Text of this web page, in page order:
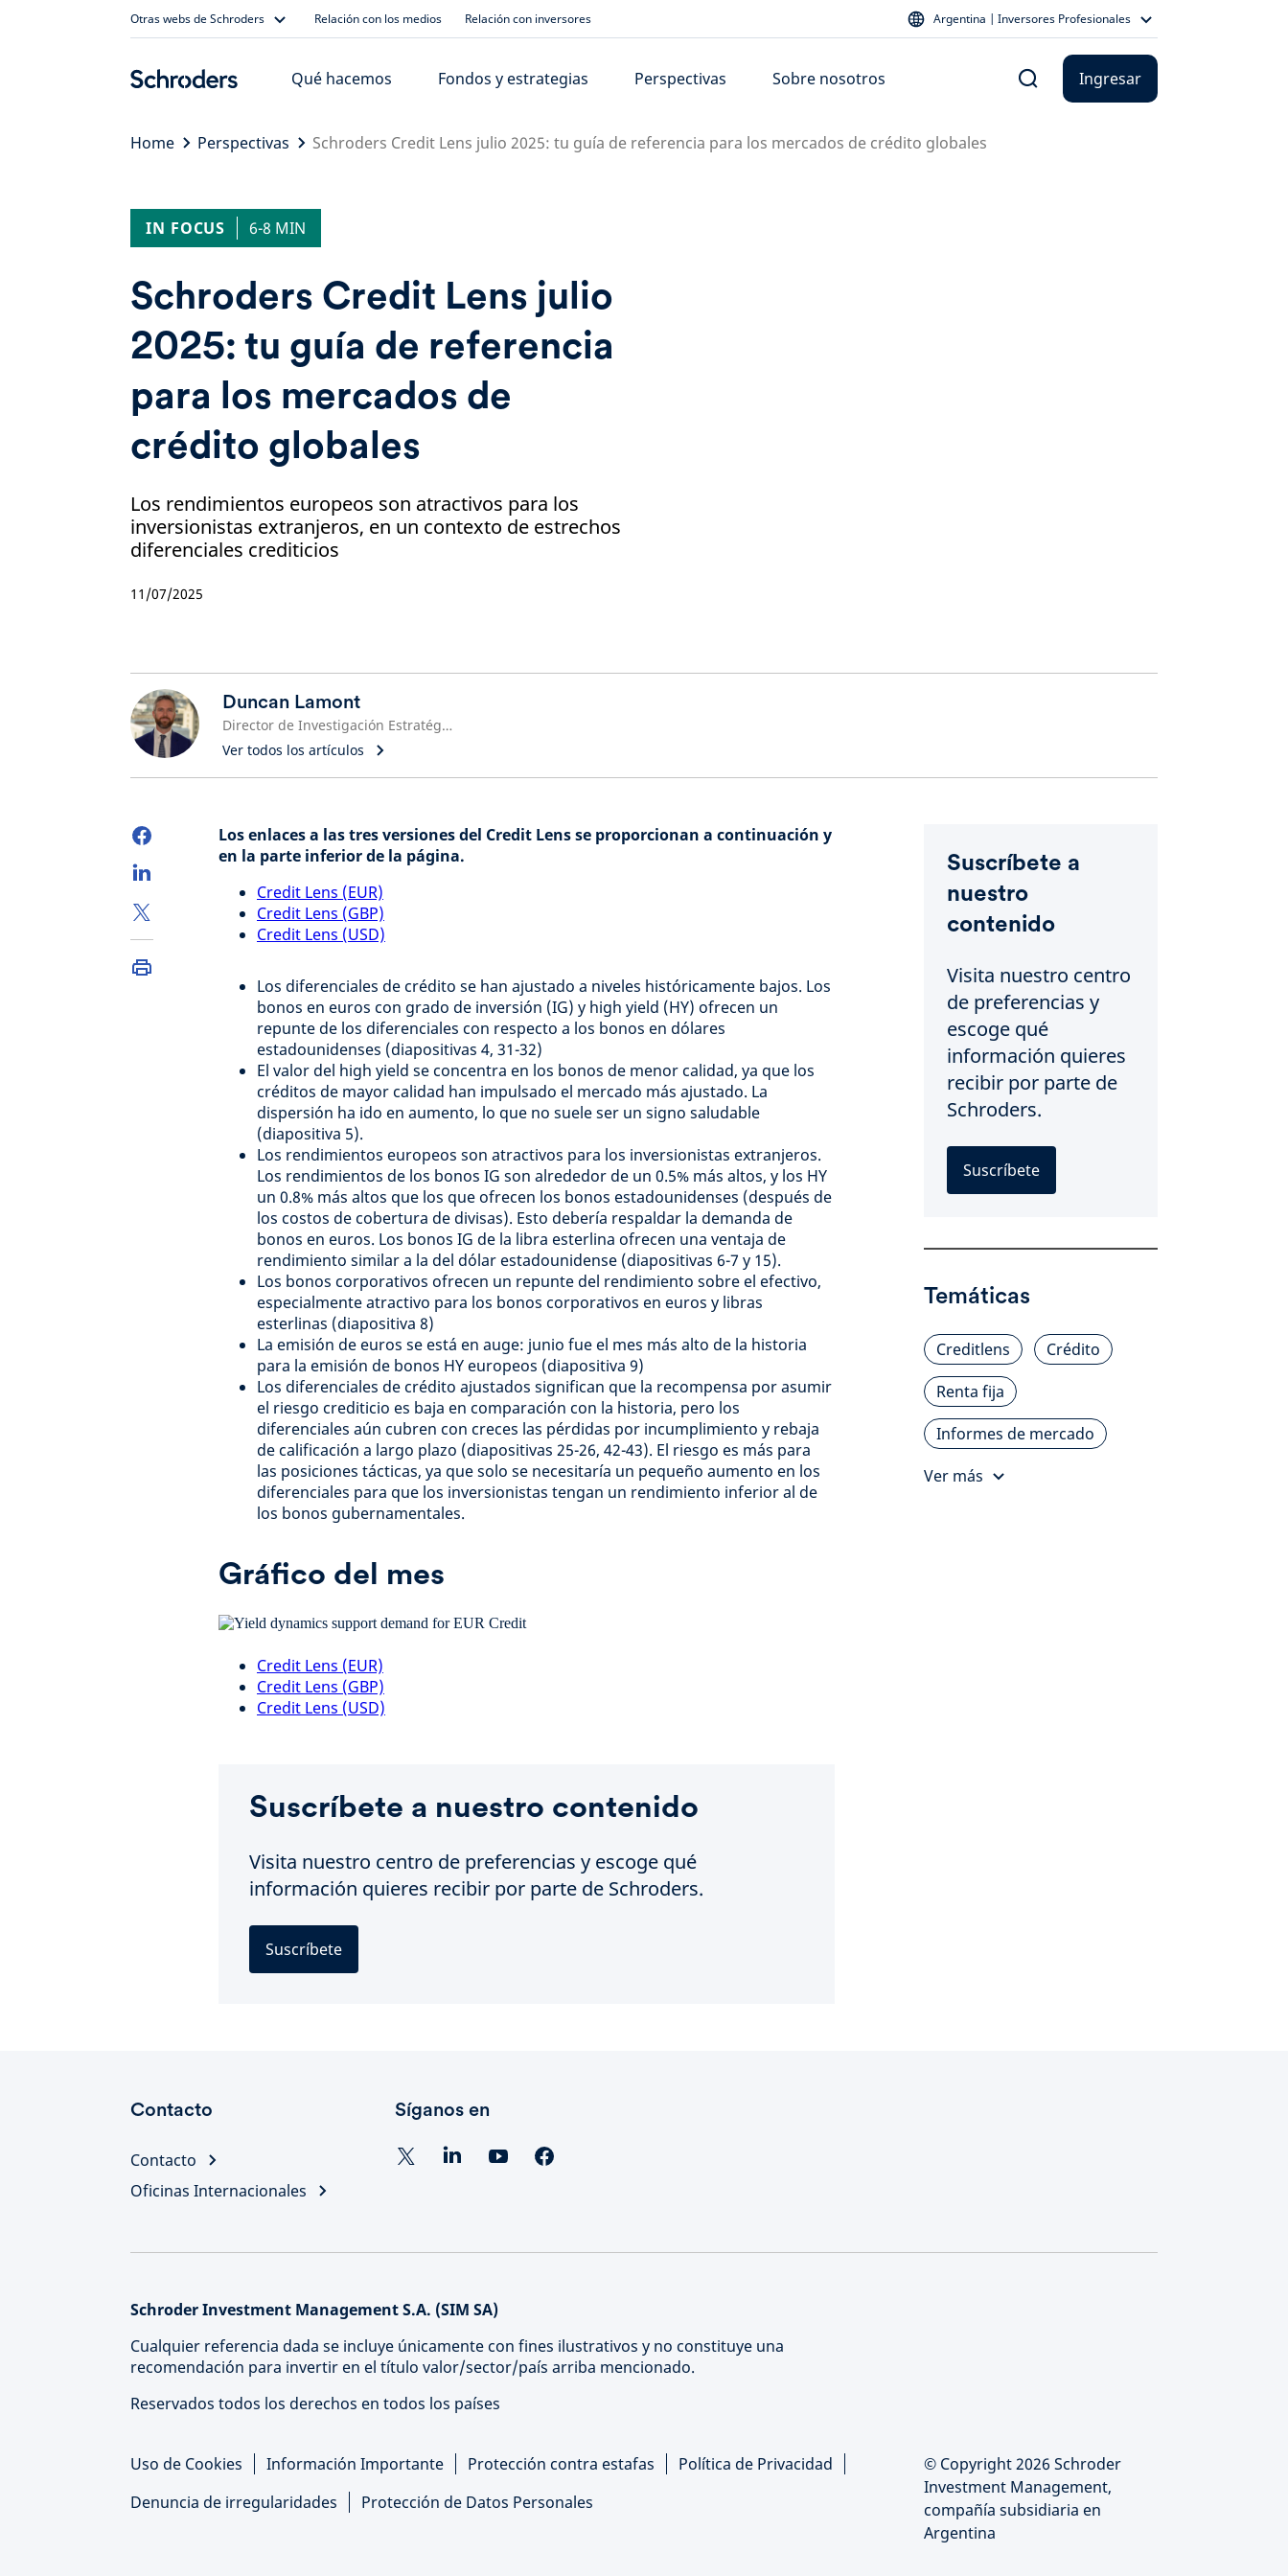
Otras webs de Schroders Relación con los medios Relación con inversores Argentina | Inversores Profesionales
Qué hacemos Fondos y estrategias Perspectivas Sobre nosotros Ingresar
Home Perspectivas Schroders Credit Lens julio 2025: tu guía de referencia para los mercados de crédito globales
IN FOCUS 6-8 MIN
Schroders Credit Lens julio
2025: tu guía de referencia
para los mercados de
crédito globales
Los rendimientos europeos son atractivos para los
inversionistas extranjeros, en un contexto de estrechos
diferenciales crediticios
11/07/2025
Duncan Lamont
Director de Investigación Estratégica, Schroders
Ver todos los artículos
Los enlaces a las tres versiones del Credit Lens se proporcionan a continuación y
en la parte inferior de la página.
Credit Lens (EUR)
Credit Lens (GBP)
Credit Lens (USD)
Los diferenciales de crédito se han ajustado a niveles históricamente bajos. Los
bonos en euros con grado de inversión (IG) y high yield (HY) ofrecen un
repunte de los diferenciales con respecto a los bonos en dólares
estadounidenses (diapositivas 4, 31-32)
El valor del high yield se concentra en los bonos de menor calidad, ya que los
créditos de mayor calidad han impulsado el mercado más ajustado. La
dispersión ha ido en aumento, lo que no suele ser un signo saludable
(diapositiva 5).
Los rendimientos europeos son atractivos para los inversionistas extranjeros.
Los rendimientos de los bonos IG son alrededor de un 0.5% más altos, y los HY
un 0.8% más altos que los que ofrecen los bonos estadounidenses (después de
los costos de cobertura de divisas). Esto debería respaldar la demanda de
bonos en euros. Los bonos IG de la libra esterlina ofrecen una ventaja de
rendimiento similar a la del dólar estadounidense (diapositivas 6-7 y 15).
Los bonos corporativos ofrecen un repunte del rendimiento sobre el efectivo,
especialmente atractivo para los bonos corporativos en euros y libras
esterlinas (diapositiva 8)
La emisión de euros se está en auge: junio fue el mes más alto de la historia
para la emisión de bonos HY europeos (diapositiva 9)
Los diferenciales de crédito ajustados significan que la recompensa por asumir
el riesgo crediticio es baja en comparación con la historia, pero los
diferenciales aún cubren con creces las pérdidas por incumplimiento y rebaja
de calificación a largo plazo (diapositivas 25-26, 42-43). El riesgo es más para
las posiciones tácticas, ya que solo se necesitaría un pequeño aumento en los
diferenciales para que los inversionistas tengan un rendimiento inferior al de
los bonos gubernamentales.
Gráfico del mes
Credit Lens (EUR)
Credit Lens (GBP)
Credit Lens (USD)
Suscríbete a nuestro contenido
Visita nuestro centro de preferencias y escoge qué
información quieres recibir por parte de Schroders.
Suscríbete
Suscríbete a
nuestro
contenido
Visita nuestro centro
de preferencias y
escoge qué
información quieres
recibir por parte de
Schroders.
Suscríbete
Temáticas
Creditlens
Crédito
Renta fija
Informes de mercado
Ver más
Contacto
Contacto
Oficinas Internacionales
Síganos en
Schroder Investment Management S.A. (SIM SA)
Cualquier referencia dada se incluye únicamente con fines ilustrativos y no constituye una
recomendación para invertir en el título valor/sector/país arriba mencionado.
Reservados todos los derechos en todos los países
Uso de Cookies Información Importante Protección contra estafas
Política de Privacidad
Denuncia de irregularidades
Protección de Datos Personales
© Copyright 2026 Schroder
Investment Management,
compañía subsidiaria en
Argentina